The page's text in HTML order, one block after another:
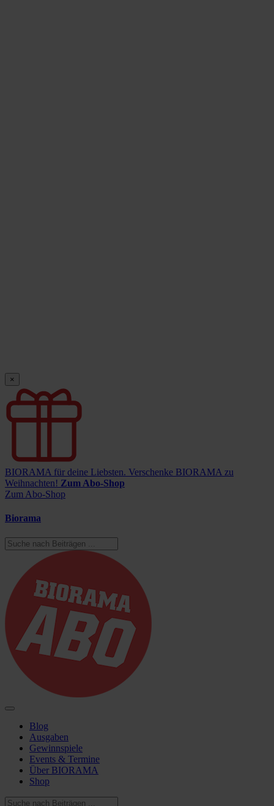
×
BIORAMA für deine Liebsten. Verschenke BIORAMA zu
Weihnachten! Zum Abo-Shop
Zum Abo-Shop
Biorama
Blog
Ausgaben
Gewinnspiele
Events & Termine
Über BIORAMA
Shop